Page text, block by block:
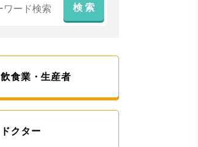
検 索
飲食業・生産者
ドクター